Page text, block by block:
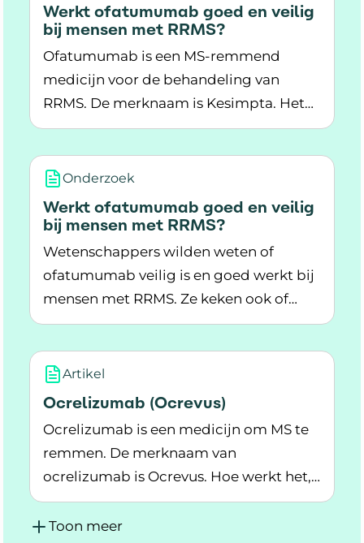
Werkt ofatumumab goed en veilig
bij mensen met RRMS?
Ofatumumab is een MS-remmend
medicijn voor de behandeling van
RRMS. De merknaam is Kesimpta. Het
medicijn is nog vrij nieuw.
al getest in twee grote onderzoeken.
Maar het medicijn is nog niet goed
onderzocht bij de behandeling van
RRMS in het ziekenhuis.
Lees meer over Werkt ofatumumab goed en
Onderzoek
Werkt ofatumumab goed en veilig
bij mensen met RRMS?
Wetenschappers wilden weten of
ofatumumab veilig is en goed werkt bij
mensen met RRMS. Ze keken ook of
kwetsbare deelnemers sneller
Wat vonden de onderzoekers?
Lees meer over Werkt ofatumumab goed en
Artikel
Ocrelizumab (Ocrevus)
Ocrelizumab is een medicijn om MS te
remmen. De merknaam van
ocrelizumab is Ocrevus. Hoe werkt het,
en welke bijwerkingen zijn er?
Lees meer over Ocrelizumab (Ocrevus)
Toon meer